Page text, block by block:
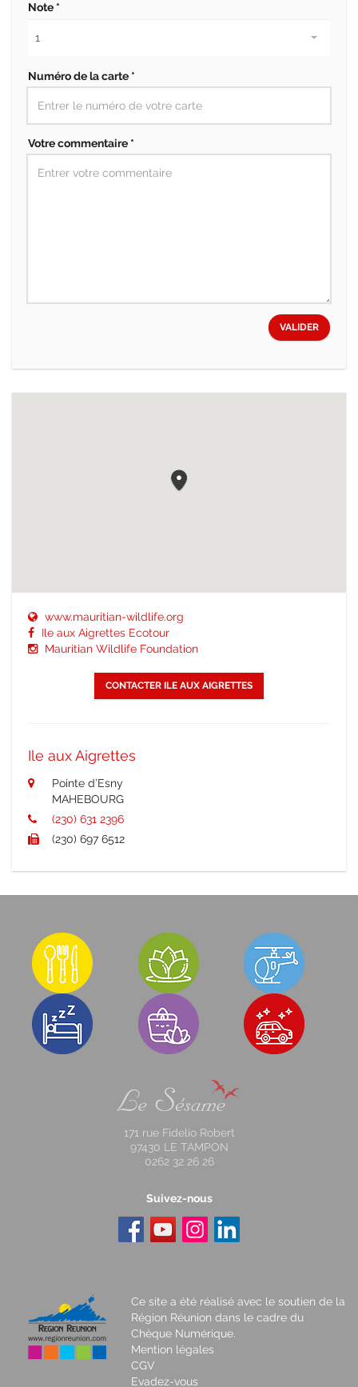
Note *
Numéro de la carte *
Votre commentaire *
VALIDER
www.mauritian-wildlife.org
Ile aux Aigrettes Ecotour
Mauritian Wildlife Foundation
CONTACTER ILE AUX AIGRETTES
Ile aux Aigrettes
Pointe d’Esny
MAHEBOURG
(230) 631 2396
(230) 697 6512
171 rue Fidelio Robert
97430 LE TAMPON
0262 32 26 26
Suivez-nous
Ce site a été réalisé avec le soutien de la
Région Réunion dans le cadre du
Chèque Numérique.
Mention légales
CGV
Evadez-vous